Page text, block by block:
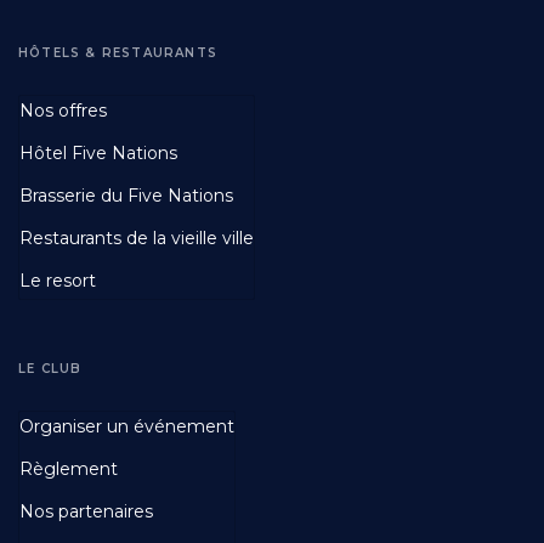
Footer
Third
HÔTELS & RESTAURANTS
Nos offres
Hôtel Five Nations
Brasserie du Five Nations
Restaurants de la vieille ville
Le resort
Footer
Fourth
LE CLUB
Organiser un événement
Règlement
Nos partenaires